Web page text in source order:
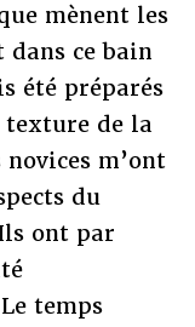
mènent les
ce bain
été préparés
texture de la
m’ont
du
ont par
temps